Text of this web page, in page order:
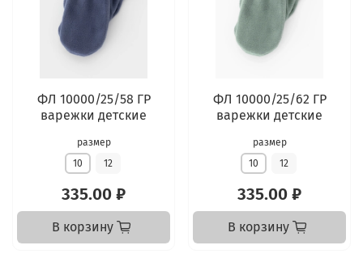
ФЛ 10000/25/58 ГР
варежки детские
размер
10
12
335.00 ₽
В корзину
ФЛ 10000/25/62 ГР
варежки детские
размер
10
12
335.00 ₽
В корзину